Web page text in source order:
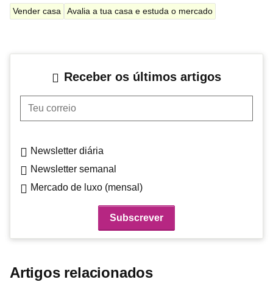
Vender casa Avalia a tua casa e estuda o mercado
Receber os últimos artigos
Teu correio
Newsletter diária
Newsletter semanal
Mercado de luxo (mensal)
Artigos relacionados